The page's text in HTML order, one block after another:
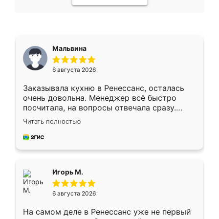
Мальвина
6 августа 2026
Заказывала кухню в Ренессанс, осталась
очень довольна. Менеджер всё быстро
посчитала, на вопросы отвечала сразу.
Замерщик приехал в субботу, подошёл к
делу со всей ответственностью. Собрали
за день, ребята работали аккуратно, даже
Читать полностью
Игорь М.
6 августа 2026
На самом деле в Ренессанс уже не первый